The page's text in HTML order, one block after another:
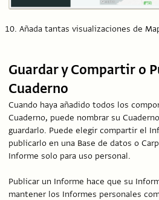
Añada tantas visualizaciones de
Guardar y Compartir o
Cuaderno
Cuando haya añadido todos los
Cuaderno, puede nombrar su
guardarlo. Puede elegir compartir el
publicarlo en una Base de datos o
Informe solo para uso personal.
Publicar un Informe hace que su
mantener los Informes personales